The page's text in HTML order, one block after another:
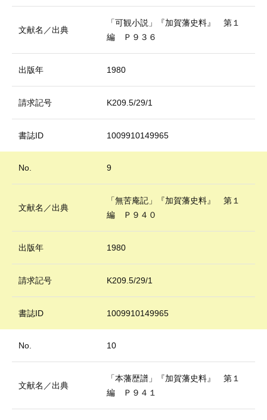
文献名／出典
「可観小説」『加賀藩史料』 第１
編 Ｐ９３６
出版年 1980
請求記号 K209.5/29/1
書誌ID 1009910149965
No. 9
文献名／出典
「無苦庵記」『加賀藩史料』 第１
編 Ｐ９４０
出版年 1980
請求記号 K209.5/29/1
書誌ID 1009910149965
No. 10
文献名／出典
「本藩歴譜」『加賀藩史料』 第１
編 Ｐ９４１